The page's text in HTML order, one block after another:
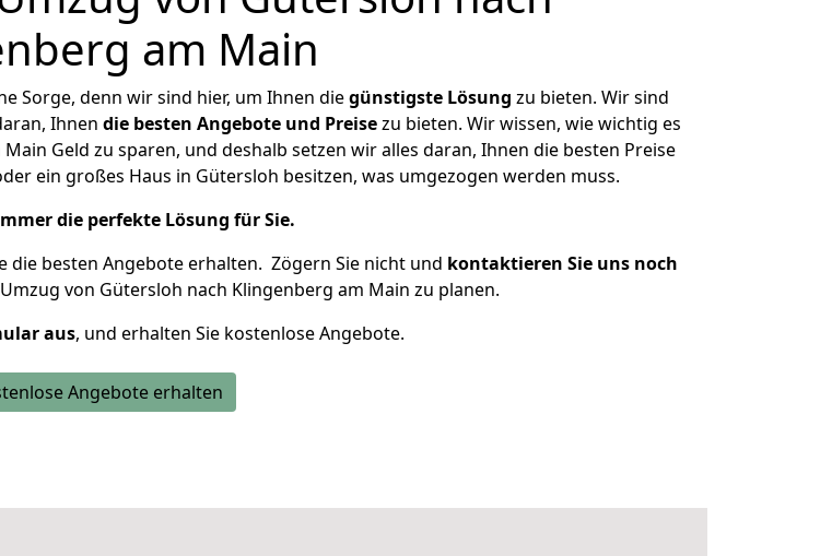
am Main
Sorge, denn wir sind hier, um Ihnen diegünstigste Lösung zu bieten. Wir sind
Ihnen die besten Angebote und Preisezu bieten. Wir wissen, wie wichtig es
Geld zu sparen, und deshalb setzen wir alles daran, Ihnen die besten Preise
ein großes Haus in Gütersloh besitzen, was umgezogen werden muss.
die perfekte Lösung für Sie.
die besten Angebote erhalten. Zögern Sie nicht und kontaktieren Sie uns noch
von Gütersloh nach Klingenberg am Main zu planen.
aus, und erhalten Sie kostenlose Angebote.
Angebote erhalten